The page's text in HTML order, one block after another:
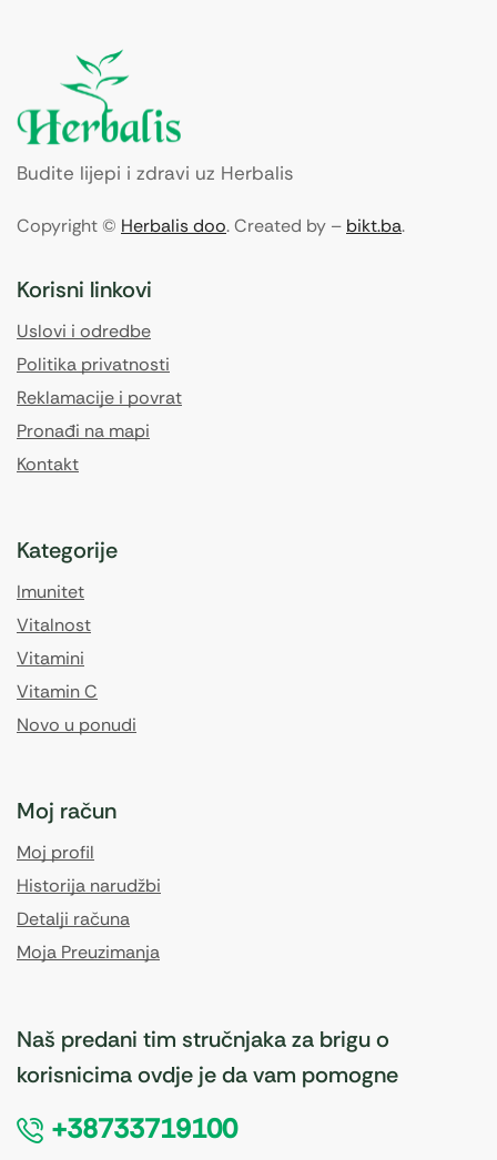
Budite lijepi i zdravi uz Herbalis
Copyright © Herbalis doo. Created by – bikt.ba.
Korisni linkovi
Uslovi i odredbe
Politika privatnosti
Reklamacije i povrat
Pronađi na mapi
Kontakt
Kategorije
Imunitet
Vitalnost
Vitamini
Vitamin C
Novo u ponudi
Moj račun
Moj profil
Historija narudžbi
Detalji računa
Moja Preuzimanja
Naš predani tim stručnjaka za brigu o
korisnicima ovdje je da vam pomogne
+38733719100